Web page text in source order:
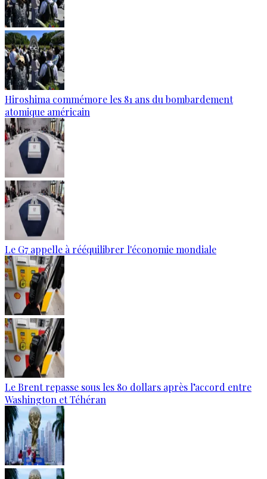
Hiroshima commémore les 81 ans du bombardement
atomique américain
Le G7 appelle à rééquilibrer l'économie mondiale
Le Brent repasse sous les 80 dollars après l’accord entre
Washington et Téhéran